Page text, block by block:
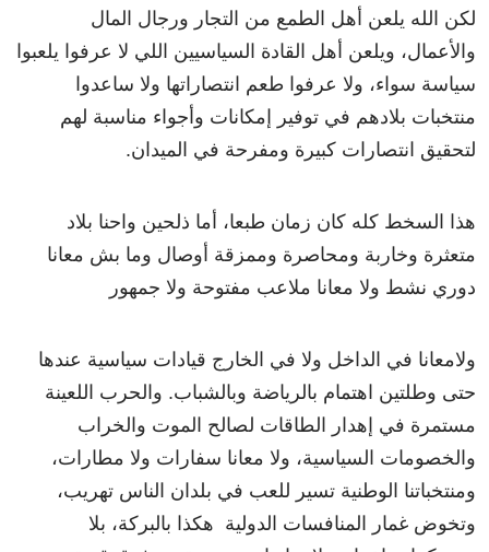
لكن الله يلعن أهل الطمع من التجار ورجال المال
والأعمال، ويلعن أهل القادة السياسيين اللي لا عرفوا يلعبوا
سياسة سواء، ولا عرفوا طعم انتصاراتها ولا ساعدوا
منتخبات بلادهم في توفير إمكانات وأجواء مناسبة لهم
لتحقيق انتصارات كبيرة ومفرحة في الميدان.
هذا السخط كله كان زمان طبعا، أما ذلحين واحنا بلاد
متعثرة وخاربة ومحاصرة وممزقة أوصال وما بش معانا
دوري نشط ولا معانا ملاعب مفتوحة ولا جمهور
ولامعانا في الداخل ولا في الخارج قيادات سياسية عندها
حتى وطلتين اهتمام بالرياضة وبالشباب. والحرب اللعينة
مستمرة في إهدار الطاقات لصالح الموت والخراب
والخصومات السياسية، ولا معانا سفارات ولا مطارات،
ومنتخباتنا الوطنية تسير للعب في بلدان الناس تهريب،
وتخوض غمار المنافسات الدولية هكذا بالبركة، بلا